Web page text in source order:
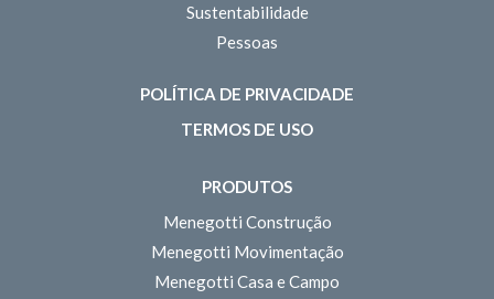
Sustentabilidade
Pessoas
POLÍTICA DE PRIVACIDADE
TERMOS DE USO
PRODUTOS
Menegotti Construção
Menegotti Movimentação
Menegotti Casa e Campo